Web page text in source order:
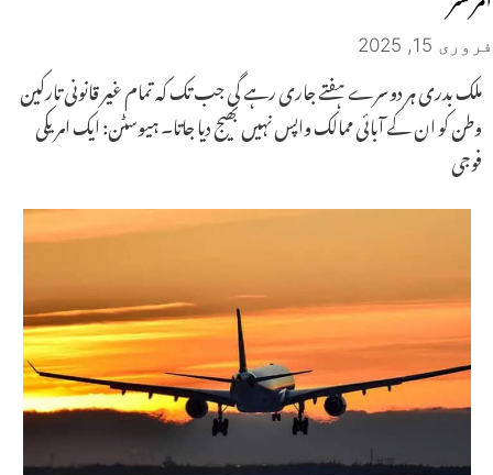
فروری 15, 2025
ملک بدری ہر دوسرے ہفتے جاری رہے گی جب تک کہ تمام غیر قانونی تارکین
وطن کو ان کے آبائی ممالک واپس نہیں بھیج دیا جاتا۔ ہیوسٹن: ایک امریکی
فوجی